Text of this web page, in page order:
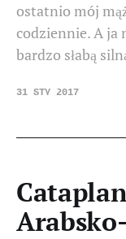
ostatnio mój
codziennie. A ja
bardzo słabą
31 STY 2017